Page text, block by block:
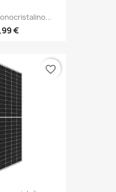
€
favorite_border